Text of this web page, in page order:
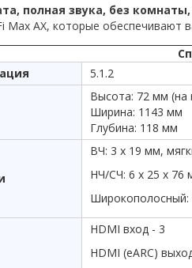
полная звука, без
Max AX, которые обеспечивают
5.1.2
Высота: 72 мм (на
Ширина: 1143 мм
Глубина: 118 мм
ВЧ: 3 х 19 мм,
НЧ/СЧ: 6 х 25 х
Широкополосный:
HDMI вход - 3
HDMI (eARC)